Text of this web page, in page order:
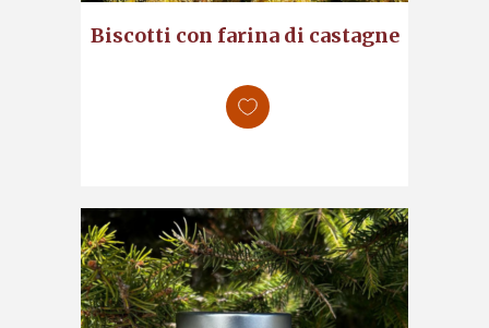
Biscotti con farina di castagne